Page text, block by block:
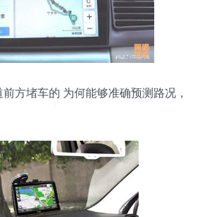
方堵车的 为何能够准确预测路况，